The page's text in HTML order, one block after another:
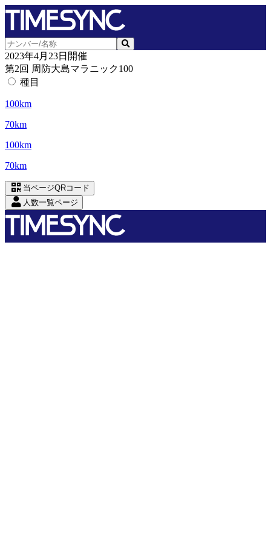
2023年4月23日開催
第2回 周防大島マラニック100
種目
100km
70km
100km
70km
当ページQRコード
人数一覧ページ